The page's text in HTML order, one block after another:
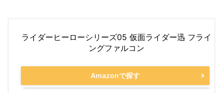
ライダーヒーローシリーズ05 仮面ライダー迅 フライ
ングファルコン
Amazonで探す